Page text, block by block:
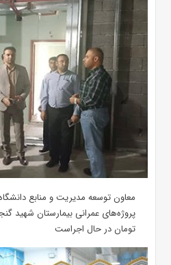
معاون توسعه مدیریت و منابع
تومان در حال اجراست